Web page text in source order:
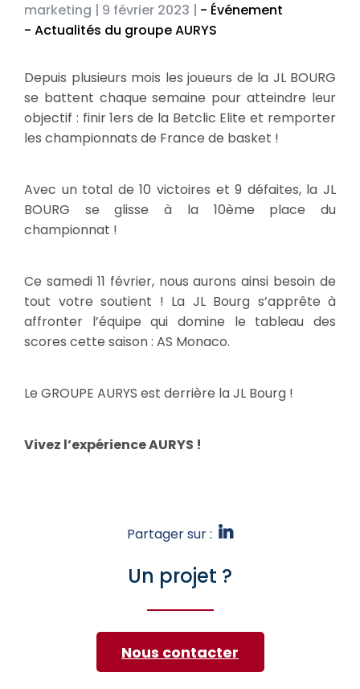
marketing | 9 février 2023 | - Événement
- Actualités du groupe AURYS
Depuis plusieurs mois les joueurs de la JL BOURG
se battent chaque semaine pour atteindre leur
objectif : finir 1ers de la Betclic Elite et remporter
les championnats de France de basket !
Avec un total de 10 victoires et 9 défaites, la JL
BOURG se glisse à la 10ème place du
championnat !
Ce samedi 11 février, nous aurons ainsi besoin de
tout votre soutient ! La JL Bourg s’apprête à
affronter l’équipe qui domine le tableau des
scores cette saison : AS Monaco.
Le GROUPE AURYS est derrière la JL Bourg !
Vivez l’expérience AURYS !
Partager sur :
Un projet ?
Nous contacter